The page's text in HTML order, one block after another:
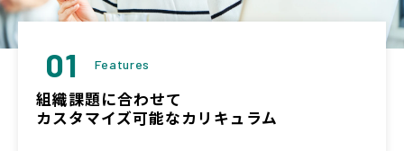
01 Features
組織課題に合わせて
カスタマイズ可能なカリキュラム